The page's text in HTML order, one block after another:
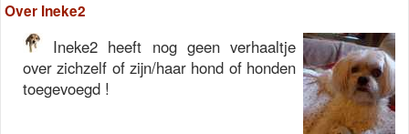
Over Ineke2
Ineke2 heeft nog geen verhaaltje
over zichzelf of zijn/haar hond of honden
toegevoegd !